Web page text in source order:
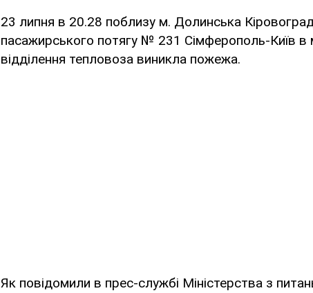
23 липня в 20.28 поблизу м. Долинська
пасажирського потягу № 231 Сімферополь-Київ в
відділення тепловоза виникла пожежа.
Як повідомили в прес-службі Міністерства з